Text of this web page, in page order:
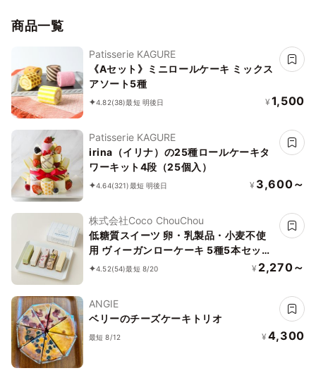
商品一覧
Patisserie KAGURE
《Aセット》ミニロールケーキ ミックス
アソート5種
4.82(38)最短 明後日 ¥ 1,500
Patisserie KAGURE
irina（イリナ）の25種ロールケーキタ
ワーキット4段（25個入）
4.64(321)最短 明後日 ¥ 3,600～
株式会社Coco ChouChou
低糖質スイーツ 卵・乳製品・小麦不使
用 ヴィーガンローケーキ 5種5本セット
《ヴィーガンスイーツ》《ロースイー
4.52(54)最短 8/20 ¥ 2,270～
ANGIE
ベリーのチーズケーキトリオ
最短 8/12 ¥ 4,300